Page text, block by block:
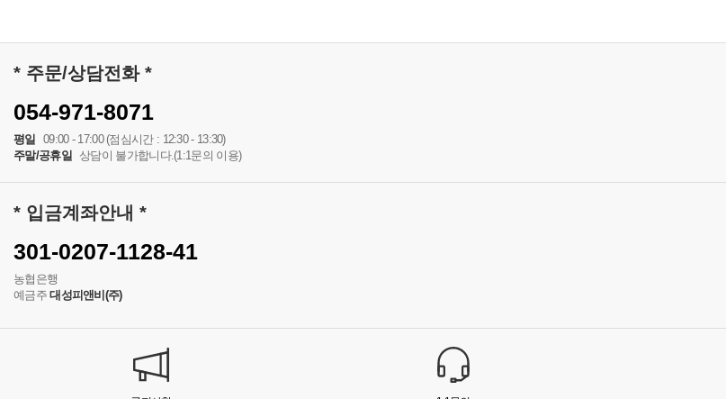
* 주문/상담전화 *
054-971-8071
평일 09:00 - 17:00 (점심시간 : 12:30 - 13:30)
주말/공휴일
상담이 불가합니다.(1:1문의 이용)
* 입금계좌안내 *
301-0207-1128-41
농협은행
예금주대성피앤비(주)